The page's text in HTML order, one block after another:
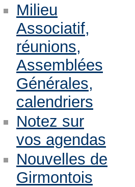
Milieu
Associatif,
réunions,
Assemblées
Générales,
calendriers
Notez sur
vos agendas
Nouvelles de
Girmontois